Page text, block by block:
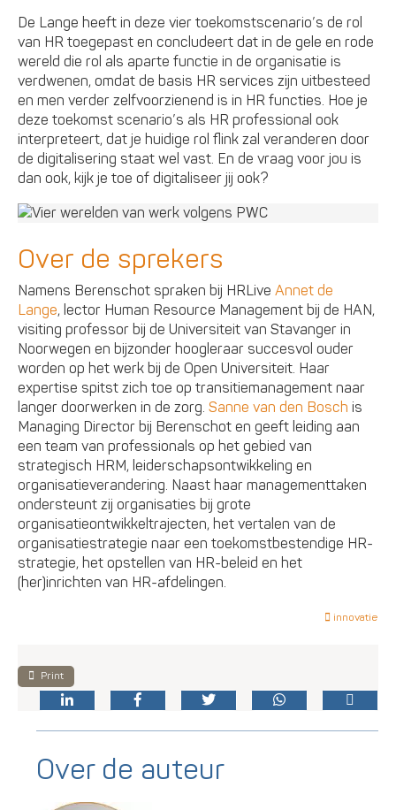
De Lange heeft in deze vier toekomstscenario’s de rol
van HR toegepast en concludeert dat in de gele en rode
wereld die rol als aparte functie in de organisatie is
verdwenen, omdat de basis HR services zijn uitbesteed
en men verder zelfvoorzienend is in HR functies. Hoe je
deze toekomst scenario’s als HR professional ook
interpreteert, dat je huidige rol flink zal veranderen door
de digitalisering staat wel vast. En de vraag voor jou is
dan ook, kijk je toe of digitaliseer jij ook?
Over de sprekers
Namens Berenschot spraken bij HRLiveAnnet de
Lange, lector Human Resource Management bij de HAN,
visiting professor bij de Universiteit van Stavanger in
Noorwegen en bijzonder hoogleraar succesvol ouder
worden op het werk bij de Open Universiteit. Haar
expertise spitst zich toe op transitiemanagement naar
langer doorwerken in de zorg.Sanne van den Boschis
Managing Director bij Berenschot en geeft leiding aan
een team van professionals op het gebied van
strategisch HRM, leiderschapsontwikkeling en
organisatieverandering. Naast haar managementtaken
ondersteunt zij organisaties bij grote
organisatieontwikkeltrajecten, het vertalen van de
organisatiestrategie naar een toekomstbestendige HR-
strategie, het opstellen van HR-beleid en het
(her)inrichten van HR-afdelingen.
innovatie
Print
Over de auteur